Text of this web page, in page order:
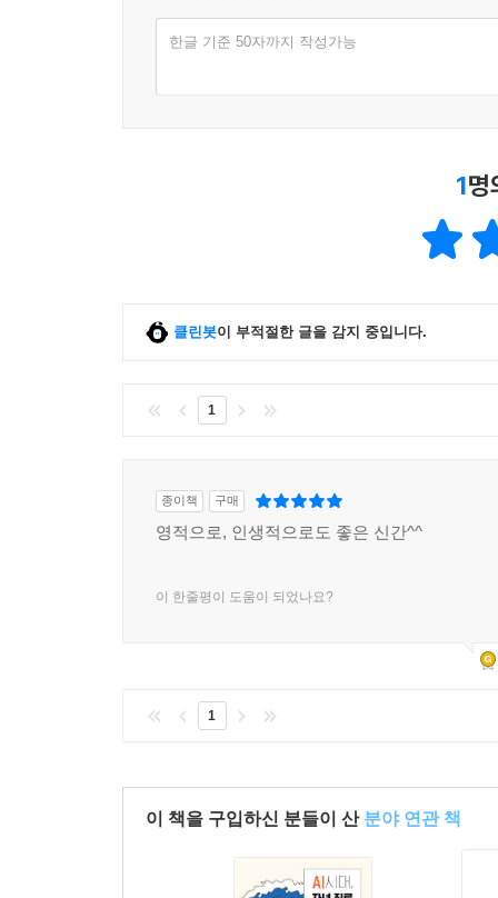
한글 기준 50자까지 작성가능
1명
클린봇이 부적절한 글을 감지 중입니다.
1
종이책 구매
영적으로, 인생적으로도 좋은 신간^^
이 한줄평이 도움이 되었나요?
1
이 책을 구입하신 분들이 산 분야 연관 책